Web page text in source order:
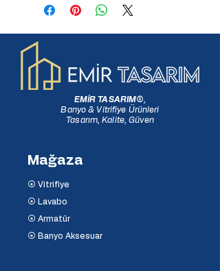
EMİR TASARIM®,
Banyo & Vitrifiye Ürünleri
Tasarım, Kalite, Güven
Mağaza
⦿ Vitrifiye
⦿ Lavabo
⦿ Armatür
⦿ Banyo Aksesuar